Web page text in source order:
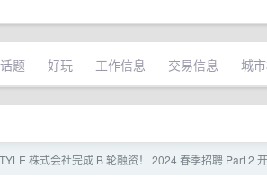
题 好玩 工作信息 交易信息 城
株式会社完成 B 轮融资！ 2024 春季招聘 Part 2 开